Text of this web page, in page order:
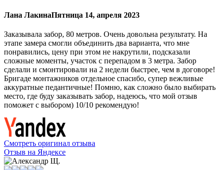
Лана ЛакинаПятница 14, апреля 2023
Заказывала забор, 80 метров. Очень довольна результату. На
этапе замера смогли объединить два варианта, что мне
понравились, цену при этом не накрутили, подсказали
сложные моменты, участок с перепадом в 3 метра. Забор
сделали и смонтировали на 2 недели быстрее, чем в договоре!
Бригаде монтажников отдельное спасибо, супер вежливые
аккуратные педантичные! Помню, как сложно было выбирать
место, где буду заказывать забор, надеюсь, что мой отзыв
поможет с выбором) 10/10 рекомендую!
Смотреть оригинал отзыва
Отзыв на Яндексе